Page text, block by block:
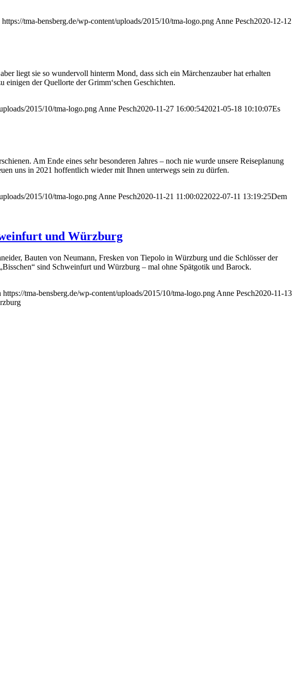
https://tma-bensberg.de/wp-content/uploads/2015/10/tma-logo.png Anne Pesch2020-12-12
liegt sie so wundervoll hinterm Mond, dass sich ein Märchenzauber hat erhalten
der Quellorte der Grimm‘schen Geschichten.
2015/10/tma-logo.png Anne Pesch2020-11-27 16:00:542021-05-18 10:10:07Es
Am Ende eines sehr besonderen Jahres – noch nie wurde unsere Reiseplanung
uns in 2021 hoffentlich wieder mit Ihnen unterwegs sein zu dürfen.
2015/10/tma-logo.png Anne Pesch2020-11-21 11:00:022022-07-11 13:19:25Dem
und Würzburg
Bauten von Neumann, Fresken von Tiepolo in Würzburg und die Schlösser der
sind Schweinfurt und Würzburg – mal ohne Spätgotik und Barock.
https://tma-bensberg.de/wp-content/uploads/2015/10/tma-logo.png Anne Pesch2020-11-13